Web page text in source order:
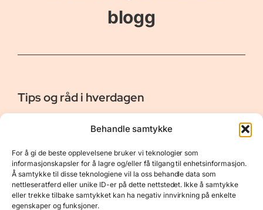
Behandle samtykke
For å gi de beste opplevelsene bruker vi teknologier som
informasjonskapsler for å lagre og/eller få tilgang til enhetsinformasjon.
Å samtykke til disse teknologiene vil la oss behandle data som
nettleseratferd eller unike ID-er på dette nettstedet. Ikke å samtykke
eller trekke tilbake samtykket kan ha negativ innvirkning på enkelte
egenskaper og funksjoner.
blogg
Tips og råd i hverdagen
Er vår bloggside hvor vi ønsker å dele våre opplevelser og
gi deg råd og tips innen reiser, hotell - og restauranter,
naturopplevelser, personlig pleie, data, film og bøker m.m.
Nyttige Linker
Om oss
Kontakt
Resurser
Personvernerklæring
Opphavsrett